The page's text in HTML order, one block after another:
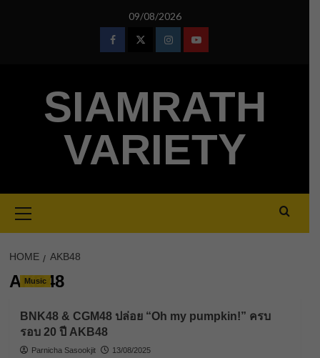
09/08/2026
FacebookTwitterInstagramYoutube
SIAMRATH
VARIETY
Menu
HOME AKB48
AKB48
Music
BNK48 & CGM48 ปล่อย “Oh my pumpkin!” ครบ
รอบ 20 ปี AKB48
Parnicha Sasookjit 13/08/2025